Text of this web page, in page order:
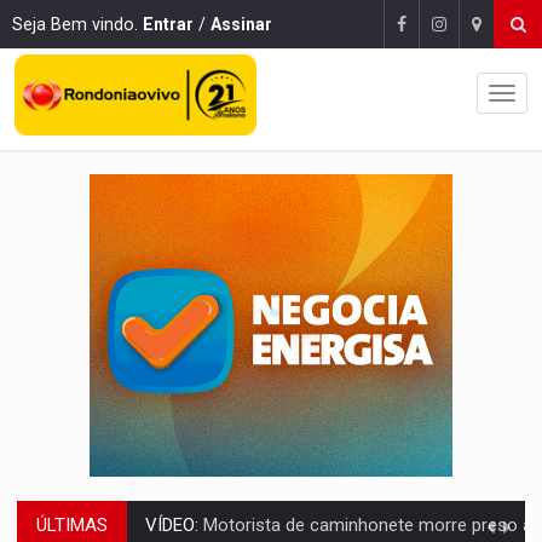
Seja Bem vindo. Entrar / Assinar
ÚLTIMAS LAZER:Seis lugares gratuitos para aproveitar o fim de semana